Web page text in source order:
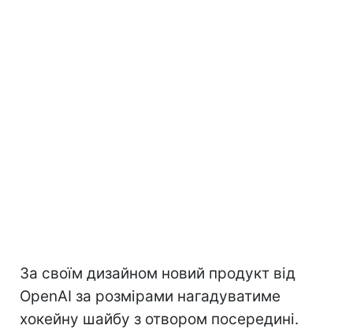
За своїм дизайном новий продукт від
OpenAI за розмірами нагадуватиме
хокейну шайбу з отвором посередині.